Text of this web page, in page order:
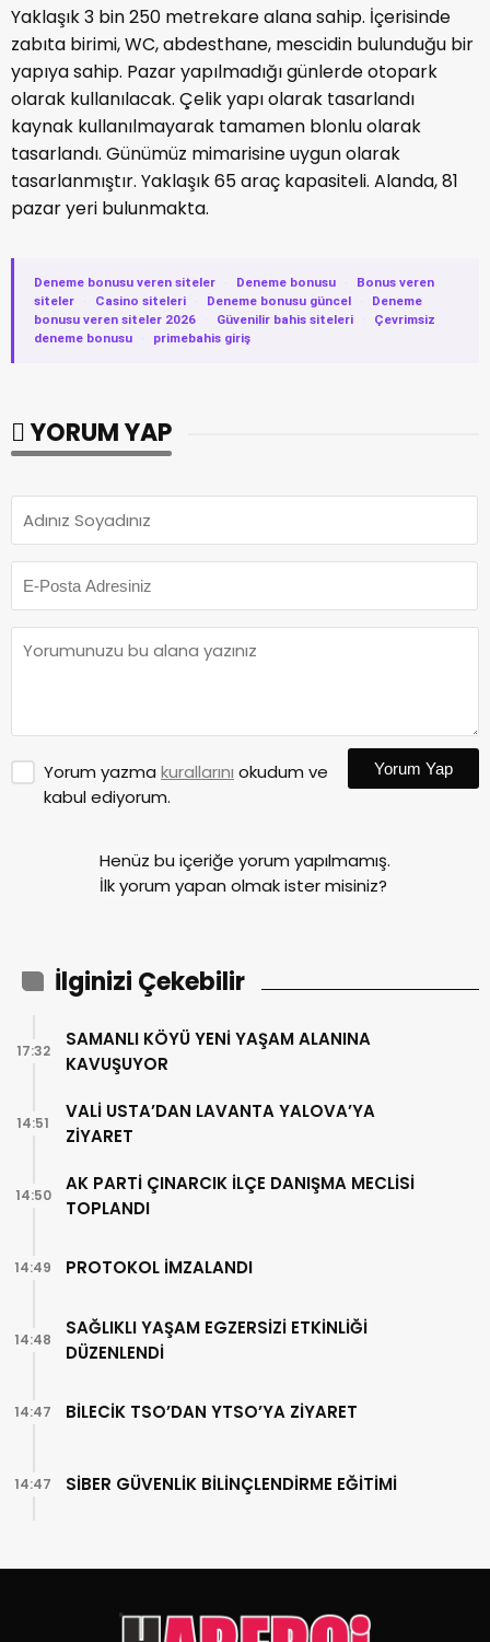
Yaklaşık 3 bin 250 metrekare alana sahip. İçerisinde
zabıta birimi, WC, abdesthane, mescidin bulunduğu bir
yapıya sahip. Pazar yapılmadığı günlerde otopark
olarak kullanılacak. Çelik yapı olarak tasarlandı
kaynak kullanılmayarak tamamen blonlu olarak
tasarlandı. Günümüz mimarisine uygun olarak
tasarlanmıştır. Yaklaşık 65 araç kapasiteli. Alanda, 81
pazar yeri bulunmakta.
Deneme bonusu veren siteler · Deneme bonusu ·
Bonus veren
siteler
· Casino siteleri · Deneme bonusu güncel ·
Deneme
bonusu veren siteler 2026
· Güvenilir bahis siteleri ·
Çevrimsiz
deneme bonusu
· primebahis giriş
YORUM YAP
Yorum yazma kurallarını okudum ve
kabul ediyorum.
Yorum Yap
Henüz bu içeriğe yorum yapılmamış.
İlk yorum yapan olmak ister misiniz?
İlginizi Çekebilir
SAMANLI KÖYÜ YENİ YAŞAM ALANINA
KAVUŞUYOR
17:32
VALİ USTA’DAN LAVANTA YALOVA’YA
ZİYARET
14:51
AK PARTİ ÇINARCIK İLÇE DANIŞMA MECLİSİ
TOPLANDI
14:50
PROTOKOL İMZALANDI
14:49
SAĞLIKLI YAŞAM EGZERSİZİ ETKİNLİĞİ
DÜZENLENDİ
14:48
BİLECİK TSO’DAN YTSO’YA ZİYARET
14:47
SİBER GÜVENLİK BİLİNÇLENDİRME EĞİTİMİ
14:47